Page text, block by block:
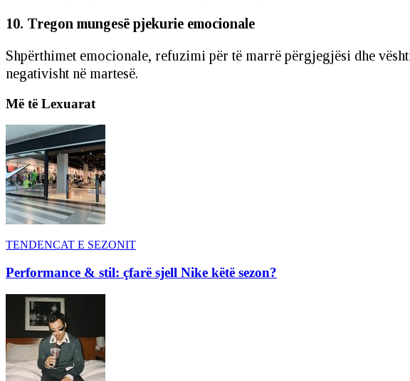
10. Tregon mungesë pjekurie emocionale
Shpërthimet emocionale, refuzimi për të marrë përgjegjësi dhe
negativisht në martesë.
Më të Lexuarat
TENDENCAT E SEZONIT
Performance & stil: çfarë sjell Nike këtë sezon?